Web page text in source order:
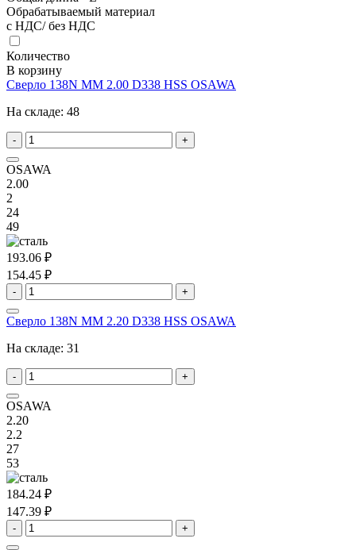
Обрабатываемый материал
с НДС/ без НДС
Количество
В корзину
Сверло 138N MM 2.00 D338 HSS OSAWA
На складе: 48
- +
OSAWA
2.00
2
24
49
193.06 ₽
154.45 ₽
- +
Сверло 138N MM 2.20 D338 HSS OSAWA
На складе: 31
- +
OSAWA
2.20
2.2
27
53
184.24 ₽
147.39 ₽
- +